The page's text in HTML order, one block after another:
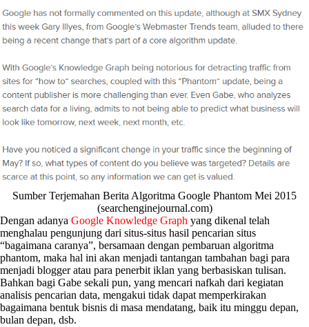
Sumber Terjemahan Berita Algoritma Google Phantom Mei 2015
(searchenginejournal.com)
Dengan adanya Google Knowledge Graph yang dikenal telah
menghalau pengunjung dari situs-situs hasil pencarian situs
“bagaimana caranya”, bersamaan dengan pembaruan algoritma
phantom, maka hal ini akan menjadi tantangan tambahan bagi para
menjadi blogger atau para penerbit iklan yang berbasiskan tulisan.
Bahkan bagi Gabe sekali pun, yang mencari nafkah dari kegiatan
analisis pencarian data, mengakui tidak dapat memperkirakan
bagaimana bentuk bisnis di masa mendatang, baik itu minggu depan,
bulan depan, dsb.